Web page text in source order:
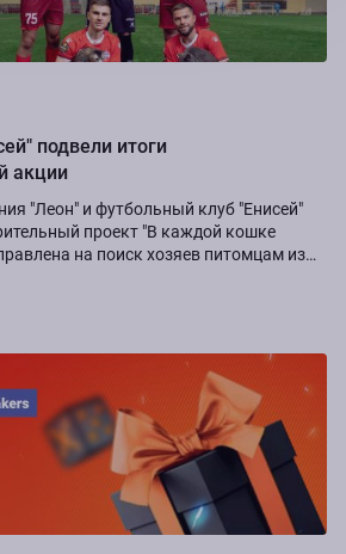
подвели итоги
акции
"Леон" и футбольный клуб "Енисей"
проект "В каждой кошке
на поиск хозяев питомцам из